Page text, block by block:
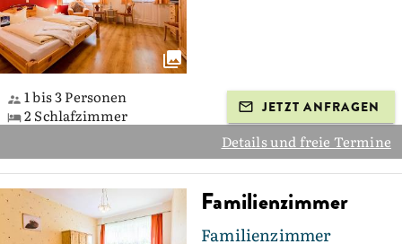
1 bis 3 Personen
2 Schlafzimmer
JETZT ANFRAGEN
Details und freie Termine
Familienzimmer
Familienzimmer